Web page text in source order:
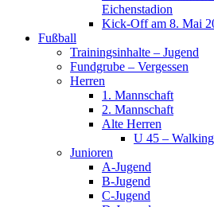
Eichenstadion
Kick-Off am 8. Mai
Fußball
Trainingsinhalte – Jugend
Fundgrube – Vergessen
Herren
1. Mannschaft
2. Mannschaft
Alte Herren
U 45 –
Junioren
A-Jugend
B-Jugend
C-Jugend